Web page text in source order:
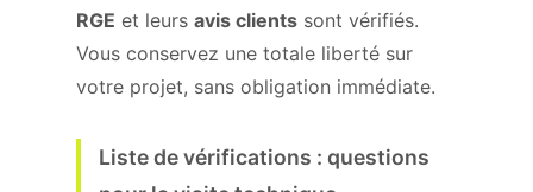
RGE et leurs avis clients sont vérifiés.
Vous conservez une totale liberté sur
votre projet, sans obligation immédiate.
Liste de vérifications : questions